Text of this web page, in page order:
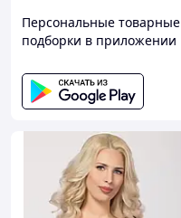
Персональные товарные
подборки в приложении